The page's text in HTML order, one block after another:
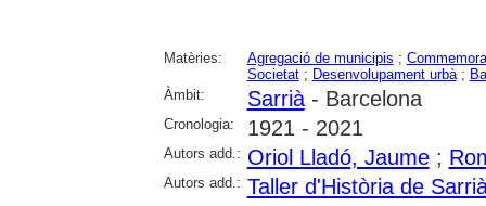
Matèries: Agregació de municipis ;
Societat; Desenvolupament urbà;
Àmbit:
Sarrià- Barcelona
Cronologia: 1921 - 2021
Autors add.: Oriol Lladó, Jaume;
Autors add.: Taller d'Història de